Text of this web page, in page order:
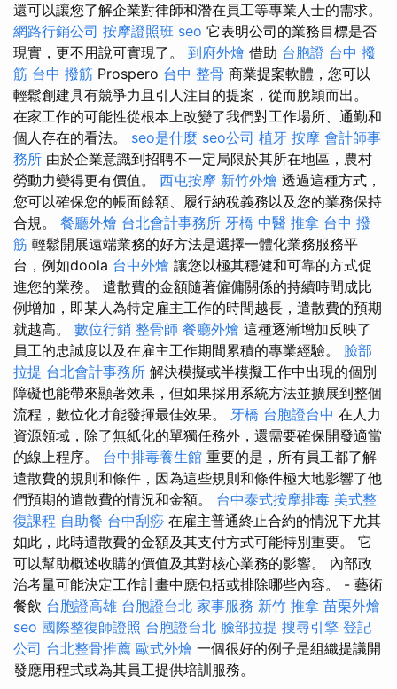
還可以讓您了解企業對律師和潛在員工等專業人士的需求。
網路行銷公司 按摩證照班 seo 它表明公司的業務目標是否
現實，更不用說可實現了。 到府外燴 借助 台胞證 台中 撥
筋 台中 撥筋 Prospero 台中 整骨 商業提案軟體，您可以
輕鬆創建具有競爭力且引人注目的提案，從而脫穎而出。
在家工作的可能性從根本上改變了我們對工作場所、通勤和
個人存在的看法。 seo是什麼 seo公司 植牙 按摩 會計師事
務所 由於企業意識到招聘不一定局限於其所在地區，農村
勞動力變得更有價值。 西屯按摩 新竹外燴 透過這種方式，
您可以確保您的帳面餘額、履行納稅義務以及您的業務保持
合規。 餐廳外燴 台北會計事務所 牙橋 中醫 推拿 台中 撥
筋 輕鬆開展遠端業務的好方法是選擇一體化業務服務平
台，例如doola 台中外燴 讓您以極其穩健和可靠的方式促
進您的業務。 遣散費的金額隨著僱傭關係的持續時間成比
例增加，即某人為特定雇主工作的時間越長，遣散費的預期
就越高。 數位行銷 整骨師 餐廳外燴 這種逐漸增加反映了
員工的忠誠度以及在雇主工作期間累積的專業經驗。 臉部
拉提 台北會計事務所 解決模擬或半模擬工作中出現的個別
障礙也能帶來顯著效果，但如果採用系統方法並擴展到整個
流程，數位化才能發揮最佳效果。 牙橋 台胞證台中 在人力
資源領域，除了無紙化的單獨任務外，還需要確保開發適當
的線上程序。 台中排毒養生館 重要的是，所有員工都了解
遣散費的規則和條件，因為這些規則和條件極大地影響了他
們預期的遣散費的情況和金額。 台中泰式按摩排毒 美式整
復課程 自助餐 台中刮痧 在雇主普通終止合約的情況下尤其
如此，此時遣散費的金額及其支付方式可能特別重要。 它
可以幫助概述收購的價值及其對核心業務的影響。 內部政
治考量可能決定工作計畫中應包括或排除哪些內容。 - 藝術
餐飲 台胞證高雄 台胞證台北 家事服務 新竹 推拿 苗栗外燴
seo 國際整復師證照 台胞證台北 臉部拉提 搜尋引擎 登記
公司 台北整骨推薦 歐式外燴 一個很好的例子是組織提議開
發應用程式或為其員工提供培訓服務。